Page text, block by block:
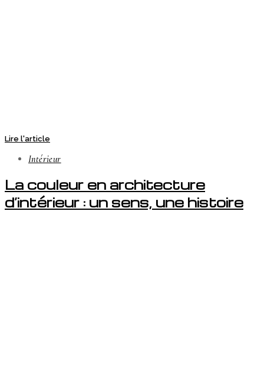
Lire l'article
Intérieur
La couleur en architecture
d’intérieur : un sens, une histoire